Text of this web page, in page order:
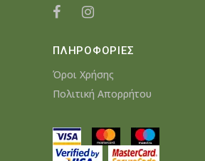
ΠΛΗΡΟΦΟΡΙΕΣ
Όροι Χρήσης
Πολιτική Απορρήτου